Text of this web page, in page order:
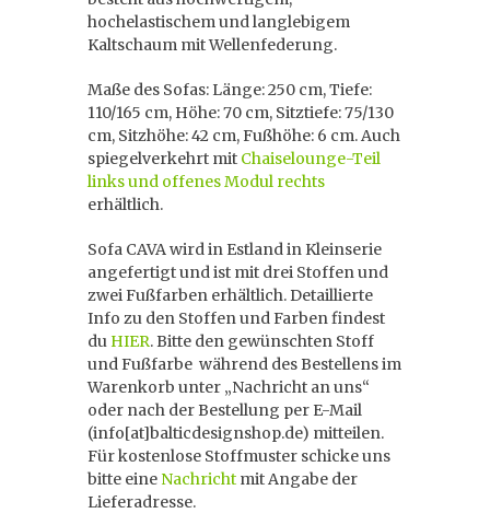
hochelastischem und langlebigem
Kaltschaum mit Wellenfederung.
Maße des Sofas: Länge: 250 cm, Tiefe:
110/165 cm, Höhe: 70 cm, Sitztiefe: 75/130
cm, Sitzhöhe: 42 cm, Fußhöhe: 6 cm. Auch
spiegelverkehrt mit Chaiselounge-Teil
links und offenes Modul rechts
erhältlich.
Sofa CAVA wird in Estland in Kleinserie
angefertigt und ist mit drei Stoffen und
zwei Fußfarben erhältlich. Detaillierte
Info zu den Stoffen und Farben findest
du HIER. Bitte den gewünschten Stoff
und Fußfarbe während des Bestellens im
Warenkorb unter „Nachricht an uns“
oder nach der Bestellung per E-Mail
(info[at]balticdesignshop.de) mitteilen.
Für kostenlose Stoffmuster schicke uns
bitte eine Nachricht mit Angabe der
Lieferadresse.